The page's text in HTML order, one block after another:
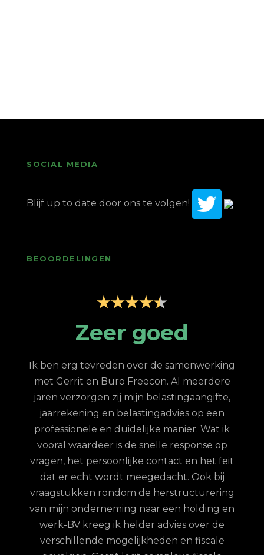
SOCIAL MEDIA
Blijf up to date door ons te volgen!
BEOORDELINGEN
Zeer goed
Ik ben erg tevreden over de samenwerking
met Gerrit en Buro Freecon. Al meerdere
jaren verzorgen zij mijn belastingaangifte,
jaarrekening en belastingadvies op een
professionele en duidelijke manier. Wat ik
vooral waardeer is de snelle response op
vragen, het persoonlijke contact en het feit
dat er echt wordt meegedacht. Ook bij
vraagstukken rondom de herstructurering
van mijn onderneming naar een holding en
werk-BV kreeg ik helder advies over de
verschillende mogelijkheden en fiscale